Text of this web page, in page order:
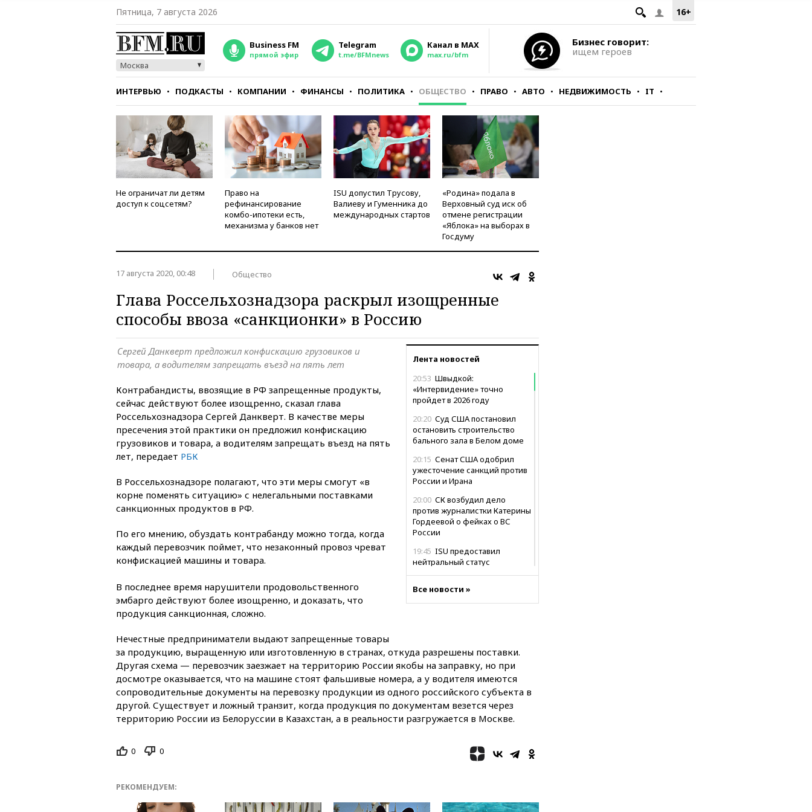
16+
Пятница, 7 августа 2026
Москва
Business FM
прямой эфир
Telegram
t.me/BFMnews
Канал в MAX
max.ru/bfm
Бизнес говорит:
ищем героев
ИНТЕРВЬЮ ПОДКАСТЫ КОМПАНИИ ФИНАНСЫ ПОЛИТИКА ОБЩЕСТВО ПРАВО АВТО НЕДВИЖИМОСТЬ IT
СТИЛЬ ТЕСТЫ
Не ограничат ли детям
доступ к соцсетям?
Право на
рефинансирование
комбо-ипотеки есть,
механизма у банков нет
ISU допустил Трусову,
Валиеву и Гуменника до
международных стартов
«Родина» подала в
Верховный суд иск об
отмене регистрации
«Яблока» на выборах в
Госдуму
17 августа 2020, 00:48 Общество
Глава Россельхознадзора раскрыл изощренные
способы ввоза «санкционки» в Россию
Лента новостей
20:53 Швыдкой:
«Интервидение» точно
пройдет в 2026 году
20:20 Суд США постановил
остановить строительство
бального зала в Белом доме
20:15 Сенат США одобрил
ужесточение санкций против
России и Ирана
20:00 СК возбудил дело
против журналистки Катерины
Гордеевой о фейках о ВС
России
19:45 ISU предоставил
нейтральный статус
19:35Зеленский впервые
Французских Альпах
19:00Открытое горение на
складе в Брянске
ликвидировано
Минобороны отчиталось
об ударах по двум украинским
Школьники из РФ стали
абсолютными чемпионами на
результате удара ВСУ по
Все новости »
Сергей Данкверт предложил конфискацию грузовиков и
товара, а водителям запрещать въезд на пять лет
Контрабандисты, ввозящие в РФ запрещенные продукты,
сейчас действуют более изощренно, сказал глава
Россельхознадзора Сергей Данкверт. В качестве меры
пресечения этой практики он предложил конфискацию
грузовиков и товара, а водителям запрещать въезд на пять
лет, передает РБК
В Россельхознадзоре полагают, что эти меры смогут «в
корне поменять ситуацию» с нелегальными поставками
санкционных продуктов в РФ.
По его мнению, обуздать контрабанду можно тогда, когда
каждый перевозчик поймет, что незаконный провоз чреват
конфискацией машины и товара.
В последнее время нарушители продовольственного
эмбарго действуют более изощренно, и доказать, что
продукция санкционная, сложно.
Нечестные предприниматели выдают запрещенные товары
за продукцию, выращенную или изготовленную в странах, откуда разрешены поставки.
Другая схема — перевозчик заезжает на территорию России якобы на заправку, но при
досмотре оказывается, что на машине стоят фальшивые номера, а у водителя имеются
сопроводительные документы на перевозку продукции из одного российского субъекта в
другой. Существует и ложный транзит, когда продукция по документам везется через
территорию России из Белоруссии в Казахстан, а в реальности разгружается в Москве.
0 0
РЕКОМЕНДУЕМ: